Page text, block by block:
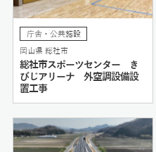
庁舎・公共施設
岡山県 総社市
総社市スポーツセンター き
びじアリーナ 外空調設備設
置工事